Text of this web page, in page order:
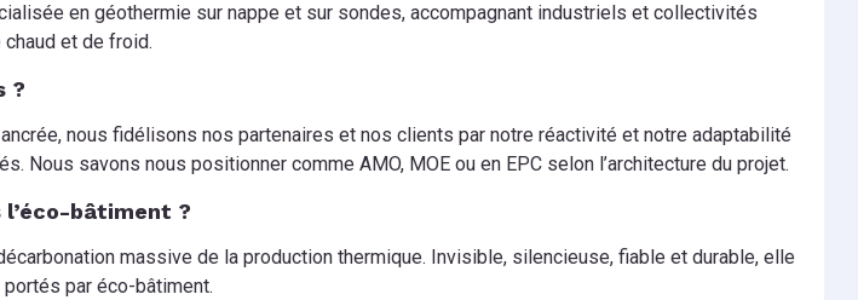
en géothermie sur nappe et sur sondes, accompagnant industriels et collectivités
et de froid.
?
nous fidélisons nos partenaires et nos clients par notre réactivité et notre adaptabilité
Nous savons nous positionner comme AMO, MOE ou en EPC selon l’architecture du projet.
bâtiment ?
massive de la production thermique. Invisible, silencieuse, fiable et durable, elle
par éco-bâtiment.